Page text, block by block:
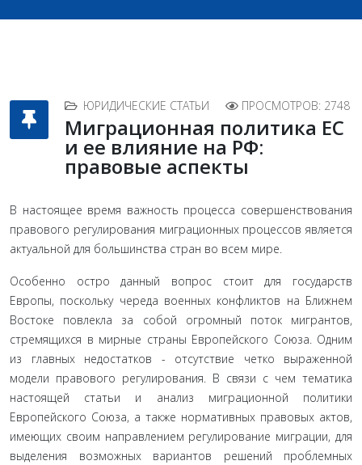
ЮРИДИЧЕСКИЕ СТАТЬИ ПРОСМОТРОВ: 2748
Миграционная политика ЕС
и ее влияние на РФ:
правовые аспекты
В настоящее время важность процесса совершенствования
правового регулирования миграционных процессов являет­ся
актуальной для большинства стран во всем мире.
Особенно остро данный вопрос стоит для государств
Европы, поскольку череда военных конфликтов на Ближнем
Востоке повлекла за собой огромный поток мигрантов,
стремящихся в мирные стра­ны Европейского Союза. Одним
из главных недостатков - отсут­ствие четко выраженной
модели правового регулирования. В связи с чем тематика
настоящей статьи и анализ миграционной политики
Европейского Союза, а также нормативных правовых актов,
имеющих своим направлением регулирование мигра­ции, для
выделения возможных вариантов решений проблем­ных